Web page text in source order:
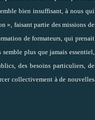
bien insuffisant, à nous qui
», faisant partie des missions de
de formateurs, qui prenait
plus que jamais essentiel,
des besoins particuliers, de
collectivement à de nouvelles